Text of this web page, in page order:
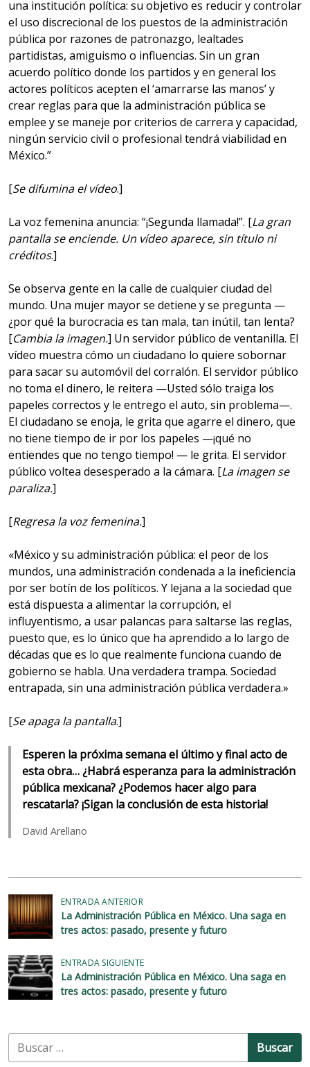
una institución política: su objetivo es reducir y controlar
el uso discrecional de los puestos de la administración
pública por razones de patronazgo, lealtades
partidistas, amiguismo o influencias. Sin un gran
acuerdo político donde los partidos y en general los
actores políticos acepten el ‘amarrarse las manos’ y
crear reglas para que la administración pública se
emplee y se maneje por criterios de carrera y capacidad,
ningún servicio civil o profesional tendrá viabilidad en
México.”
[Se difumina el vídeo.]
La voz femenina anuncia: “¡Segunda llamada!”. [La gran
pantalla se enciende. Un vídeo aparece, sin título ni
créditos.]
Se observa gente en la calle de cualquier ciudad del
mundo. Una mujer mayor se detiene y se pregunta —
¿por qué la burocracia es tan mala, tan inútil, tan lenta?
[Cambia la imagen.] Un servidor público de ventanilla. El
vídeo muestra cómo un ciudadano lo quiere sobornar
para sacar su automóvil del corralón. El servidor público
no toma el dinero, le reitera —Usted sólo traiga los
papeles correctos y le entrego el auto, sin problema—.
El ciudadano se enoja, le grita que agarre el dinero, que
no tiene tiempo de ir por los papeles —¡qué no
entiendes que no tengo tiempo! — le grita. El servidor
público voltea desesperado a la cámara. [La imagen se
paraliza.]
[Regresa la voz femenina.]
«México y su administración pública: el peor de los
mundos, una administración condenada a la ineficiencia
por ser botín de los políticos. Y lejana a la sociedad que
está dispuesta a alimentar la corrupción, el
influyentismo, a usar palancas para saltarse las reglas,
puesto que, es lo único que ha aprendido a lo largo de
décadas que es lo que realmente funciona cuando de
gobierno se habla. Una verdadera trampa. Sociedad
entrapada, sin una administración pública verdadera.»
[Se apaga la pantalla.]
Esperen la próxima semana el último y final acto de
esta obra… ¿Habrá esperanza para la administración
pública mexicana? ¿Podemos hacer algo para
rescatarla? ¡Sigan la conclusión de esta historia!
David Arellano
N
a
v
e
g
a
c
ENTRADA ANTERIOR
La Administración Pública en México. Una saga en
tres actos: pasado, presente y futuro
ENTRADA SIGUIENTE
La Administración Pública en México. Una saga en
tres actos: pasado, presente y futuro
B